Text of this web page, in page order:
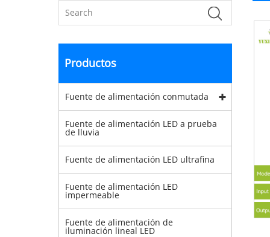
Productos
Fuente de alimentación conmutada
Fuente de alimentación LED a prueba
de lluvia
Fuente de alimentación LED ultrafina
Fuente de alimentación LED
impermeable
Fuente de alimentación de
iluminación lineal LED